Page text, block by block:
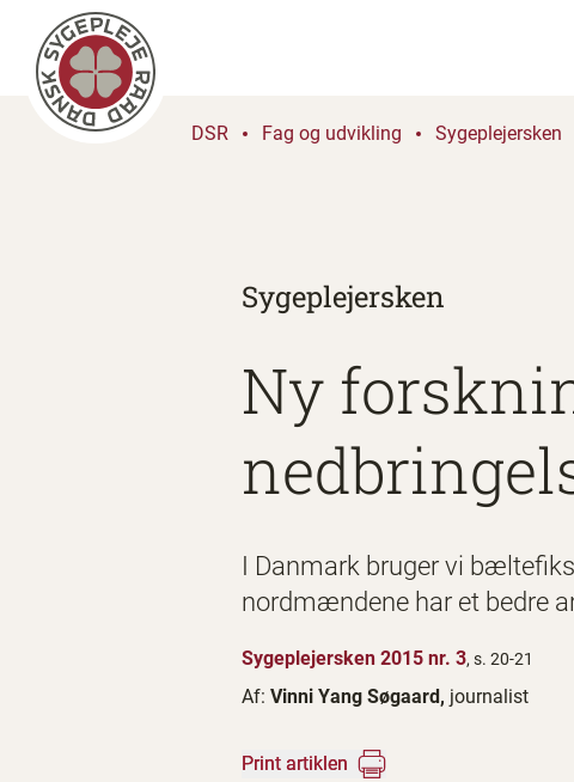
DSR Fag og udvikling Sygeplejersken
Sygeplejersken
Ny
I Danmark bruger vi
nordmændene har et bedre
Sygeplejersken 2015 nr. 3, s. 20-21
Af: Vinni Yang Søgaard, journalist
Print artiklen